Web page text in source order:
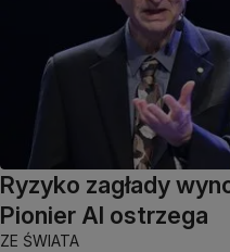
Ryzyko zagłady
Pionier AI ostrzega
ZE ŚWIATA